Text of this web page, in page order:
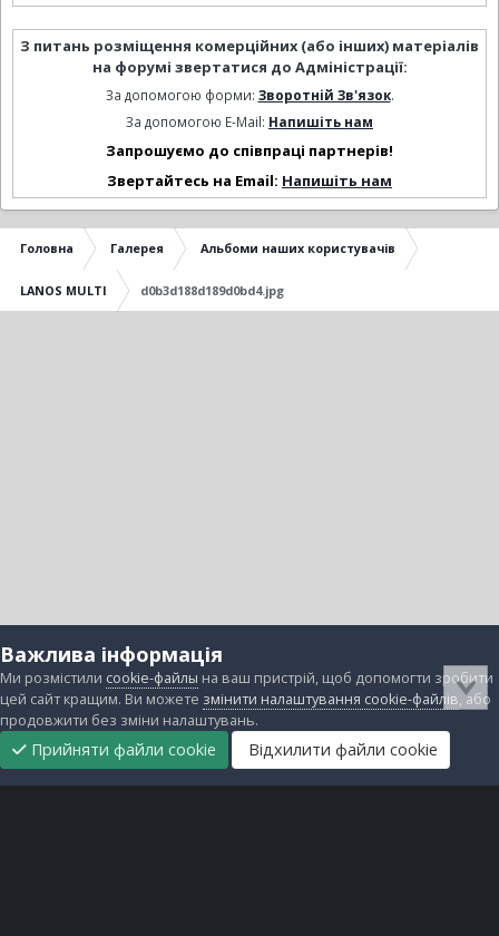
З питань розміщення комерційних (або інших) матеріалів
на форумі звертатися до Адміністрації:
За допомогою форми: Зворотній Зв'язок.
За допомогою E-Mail: Напишіть нам
Запрошуємо до співпраці партнерів!
Звертайтесь на Email: Напишіть нам
Головна Галерея Альбоми наших користувачів
LANOS MULTI d0b3d188d189d0bd4.jpg
Важлива інформація
Ми розмістили cookie-файлы на ваш пристрій, щоб допомогти зробити
цей сайт кращим. Ви можете змінити налаштування cookie-файлів, або
продовжити без зміни налаштувань.
Прийняти файли cookie Відхилити файли cookie
Головна
Підтримати
нас
Прибрати
рекламу
Завантаження Непрочитані Реєстрація